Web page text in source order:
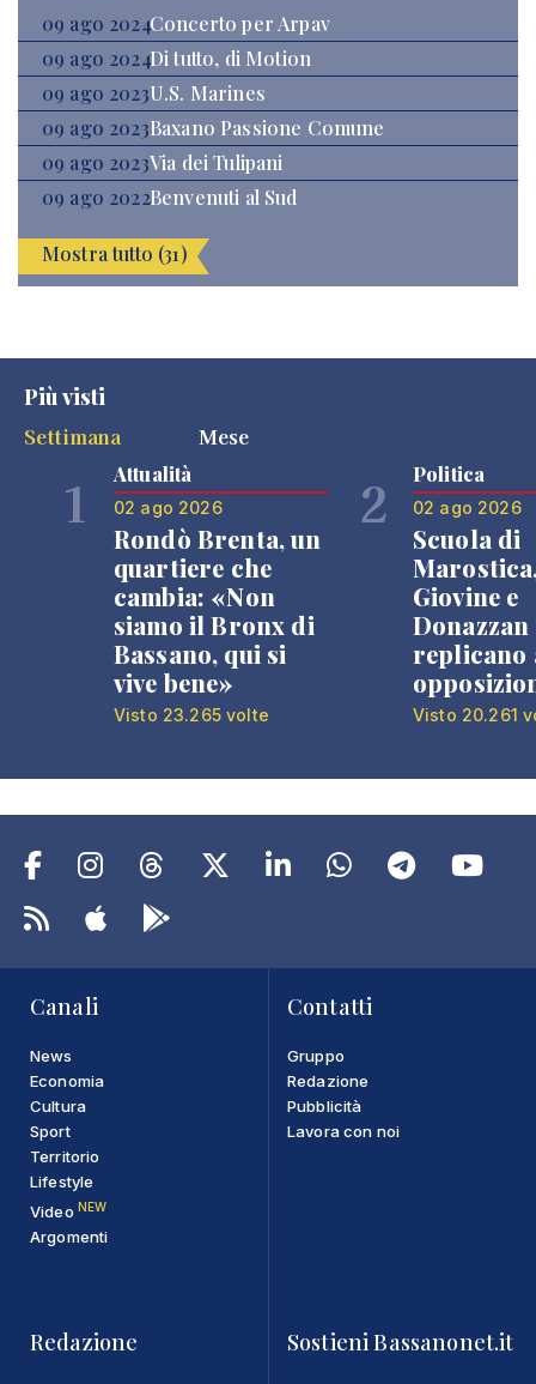
09 ago 2024Concerto per Arpav
09 ago 2024Di tutto, di Motion
09 ago 2023U.S. Marines
09 ago 2023Baxano Passione Comune
09 ago 2023Via dei Tulipani
09 ago 2022Benvenuti al Sud
Mostra tutto (31)
Più visti
Settimana
Mese
1 Attualità
02 ago 2026
Rondò Brenta, un
quartiere che
cambia: «Non
siamo il Bronx di
Bassano, qui si
vive bene»
Visto 23.265 volte
2 Politica
02 ago 2026
Scuola di
Giovine e
Donazzan
replicano
Visto 20.261
Canali
News
Economia
Cultura
Sport
Territorio
Lifestyle
Video NEW
Argomenti
Contatti
Gruppo
Redazione
Pubblicità
Lavora con noi
Redazione Sostieni Bassanonet.it